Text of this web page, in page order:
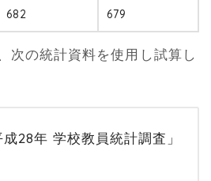
682 679
次の統計資料を使用し試算し
28年 学校教員統計調査」